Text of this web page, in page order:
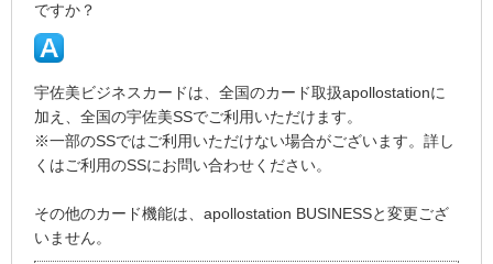
ですか？
宇佐美ビジネスカードは、全国のカード取扱apollostationに
加え、全国の宇佐美SSでご利用いただけます。
※一部のSSではご利用いただけない場合がございます。詳し
くはご利用のSSにお問い合わせください。
その他のカード機能は、apollostation BUSINESSと変更ござ
いません。